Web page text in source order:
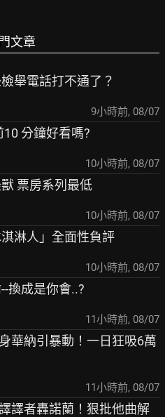
文章
舉電話打不通了？
9小時前, 08/07
10 分鐘好看嗎?
10小時前, 08/07
票房系列最低
10小時前, 08/07
淋人」全面性負評
10小時前, 08/07
換成是你會..?
11小時前, 08/07
華納引暴動！一日狂吸6萬
11小時前, 08/07
譯者轟諾蘭！狠批他曲解